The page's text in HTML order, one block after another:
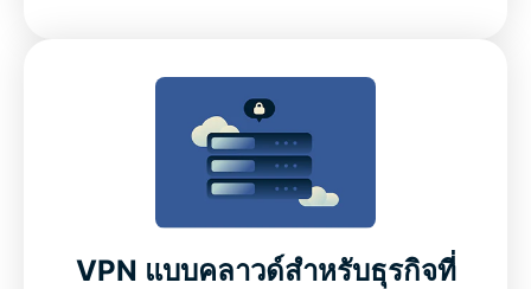
VPN แบบคลาวด์สำหรับธุรกิจที่